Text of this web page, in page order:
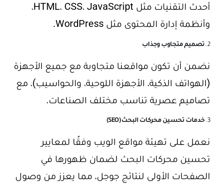
أحدث التقنيات مثل HTML، CSS، JavaScript،
وأنظمة إدارة المحتوى مثل WordPress.
2. تصميم متجاوب وجذاب
نضمن أن تكون مواقعنا متجاوبة مع جميع الأجهزة
(الهواتف الذكية، الأجهزة اللوحية، والحواسيب)، مع
تصاميم عصرية تناسب مختلف الصناعات.
3. خدمات تحسين محركات البحث (SEO)
نعمل على تهيئة مواقع الويب وفقًا لمعايير
تحسين محركات البحث لضمان ظهورها في
الصفحات الأولى لنتائج جوجل، مما يعزز من وصول